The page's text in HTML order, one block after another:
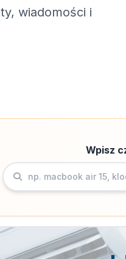
wiadomości i
Wpisz